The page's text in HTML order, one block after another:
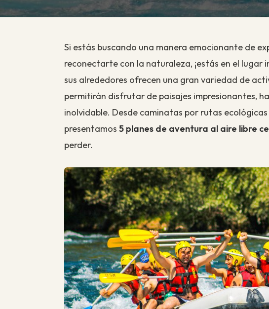
Si estás buscando una manera emocionante de
reconectarte con la naturaleza, ¡estás en el lugar
sus alrededores ofrecen una gran variedad de
permitirán disfrutar de paisajes impresionantes,
inolvidable. Desde caminatas por rutas
presentamos 5 planes de aventura al aire libre
perder.